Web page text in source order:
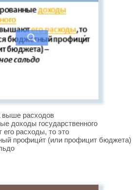
выше расходов
доходы государственного
расходы, то это
профици́т (или профицит бюджета)